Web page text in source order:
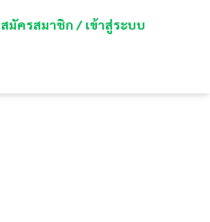
สมัครสมาชิก / เข้าสู่ระบบ